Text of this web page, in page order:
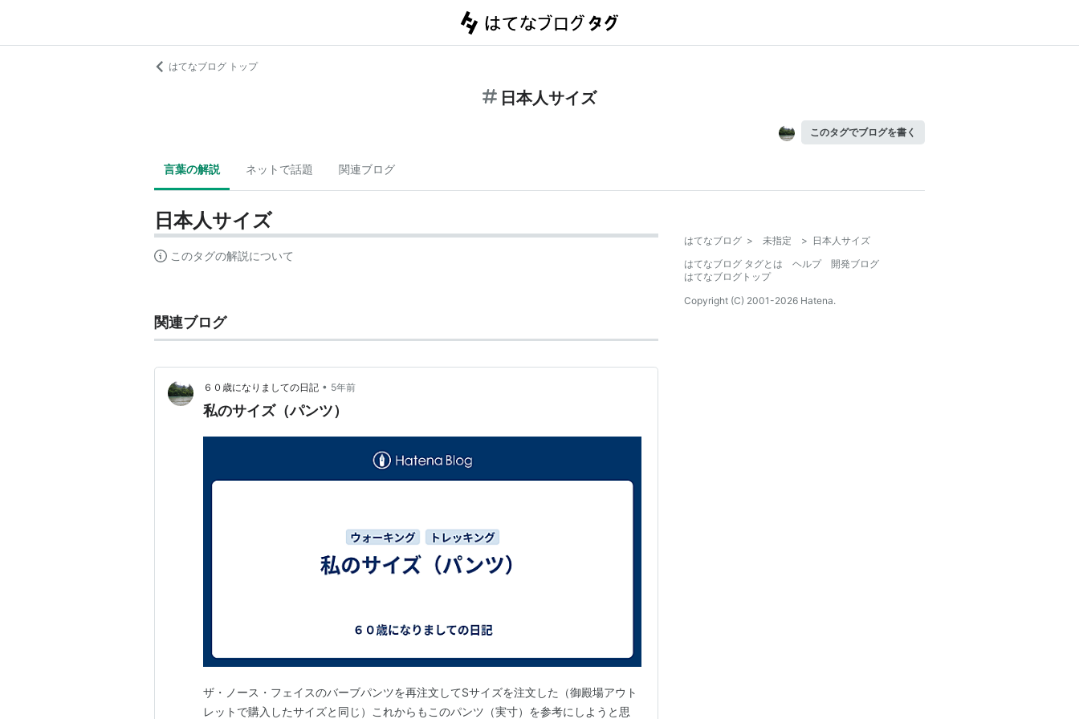
はてなブログ トップ
日本人サイズ
このタグでブログを書く
言葉の解説 ネットで話題 関連ブログ
日本人サイズ
このタグの解説について
関連ブログ
６０歳になりましての日記 • 5年前
私のサイズ（パンツ）
ザ・ノース・フェイスのバーブパンツを再注文してSサイズを注文した（御殿場アウト
レットで購入したサイズと同じ）これからもこのパンツ（実寸）を参考にしようと思
はてなブログ > 未指定 > 日本人サイズ
はてなブログ タグとは
ヘルプ
開発ブログ
はてなブログトップ
Copyright (C) 2001-2026 Hatena.